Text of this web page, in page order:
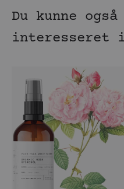
Du kunne
interesseret